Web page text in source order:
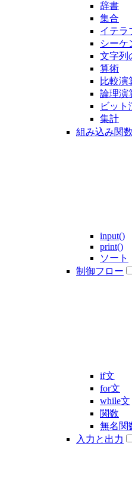
辞書
集合
イテラ
シーケ
文字列
算術
比較演
論理演
ビット
集計
組み込み関数
input()
print()
ソート
制御フロー
if文
for文
while文
関数
無名関
入力と出力